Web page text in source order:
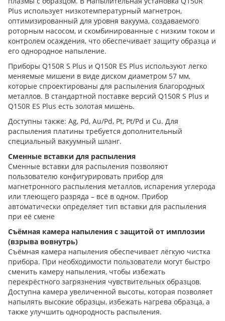
Plus использует низкотемпературный магнетрон,
оптимизированный для уровня вакуума, создаваемого
роторным насосом, и скомбинированные с низким током и
контролем осаждения, что обеспечивает защиту образца и
его однородное напыление.
Приборы Q150R S Plus и Q150R ES Plus используют легко
меняемые мишени в виде диском диаметром 57 мм,
которые спроектированы для распыления благородных
металлов. В стандартной поставке версий Q150R S Plus и
Q150R ES Plus есть золотая мишень.
Доступны также: Ag, Pd, Au/Pd, Pt, Pt/Pd и Cu. Для
распыления платины требуется дополнительный
специальный вакуумный шланг.
Сменные вставки для распыления
Сменные вставки для распыления позволяют
пользователю конфигурировать прибор для
магнетронного распыления металлов, испарения углерода
или тлеющего разряда – всё в одном. Прибор
автоматически определяет тип вставки для распыления
при её смене
Съёмная камера напыления с защитой от имплозии
(взрыва вовнутрь)
Съёмная камера напыления обеспечивает лёгкую чистка
прибора. При необходимости пользователи могут быстро
сменить камеру напыления, чтобы избежать
перекрёстного загрязнения чувствительных образцов.
Доступна камера увеличенной высоты, которая позволяет
напылять высокие образцы, избежать нагрева образца, а
также улучшить однородность распыления.